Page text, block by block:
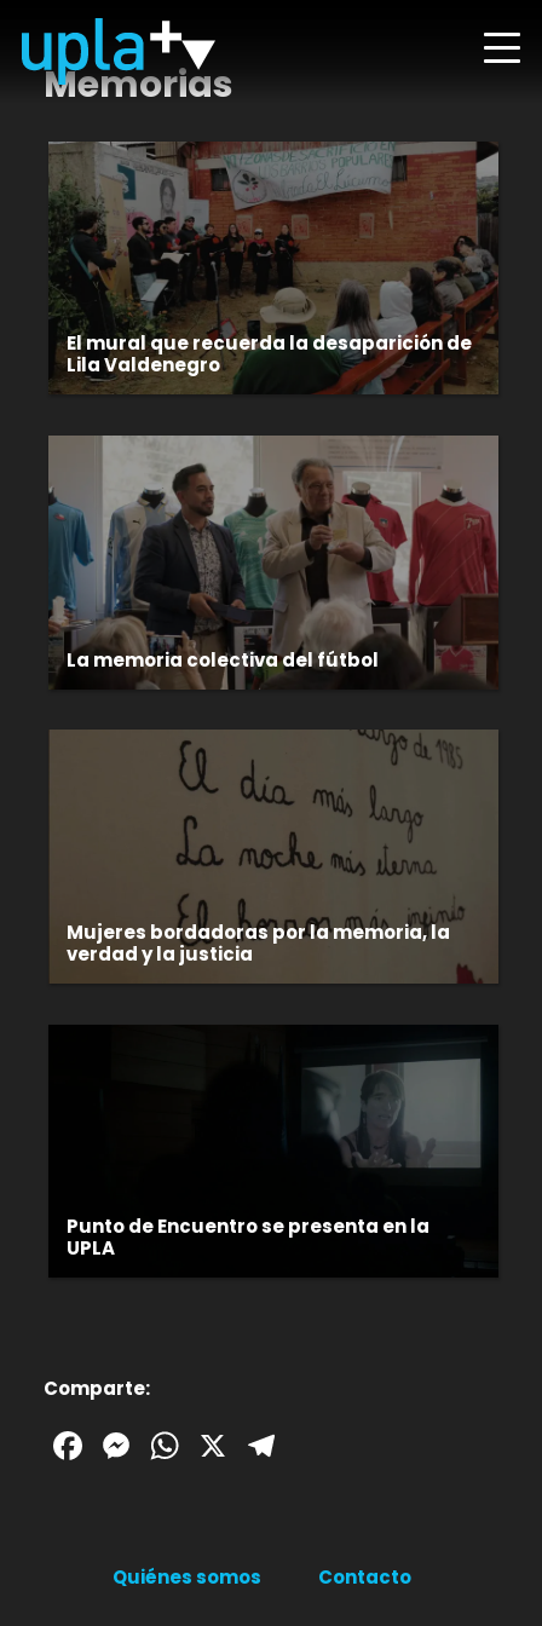
Memorias
El mural que recuerda la desaparición de
Lila Valdenegro
La memoria colectiva del fútbol
Mujeres bordadoras por la memoria, la
verdad y la justicia
Punto de Encuentro se presenta en la
UPLA
Comparte:
Facebook
Messenger
WhatsApp
X
Quiénes somos Contacto